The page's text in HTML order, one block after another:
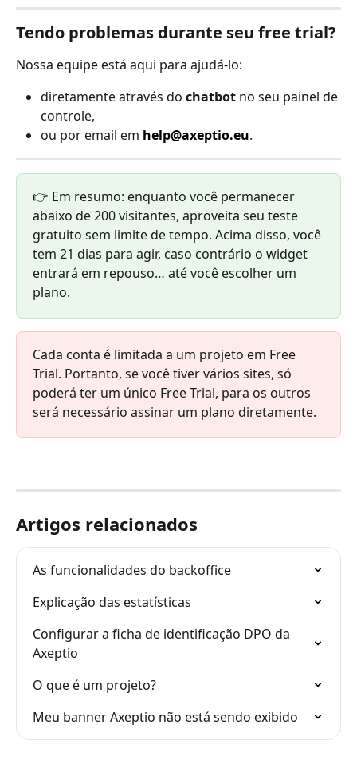
Tendo problemas durante seu free trial?
Nossa equipe está aqui para ajudá-lo:
diretamente através do chatbot no seu painel de
controle,
ou por email em help@axeptio.eu.
👉 Em resumo: enquanto você permanecer
abaixo de 200 visitantes, aproveita seu teste
gratuito sem limite de tempo. Acima disso, você
tem 21 dias para agir, caso contrário o widget
entrará em repouso… até você escolher um
plano.
Cada conta é limitada a um projeto em Free
Trial. Portanto, se você tiver vários sites, só
poderá ter um único Free Trial, para os outros
será necessário assinar um plano diretamente.
Artigos relacionados
As funcionalidades do backoffice
Explicação das estatísticas
Configurar a ficha de identificação DPO da
Axeptio
O que é um projeto?
Meu banner Axeptio não está sendo exibido